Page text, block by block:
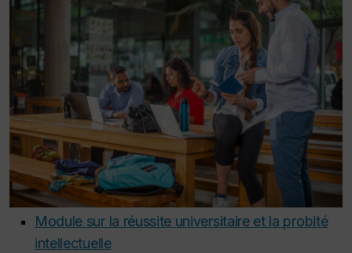
Module sur la réussite universitaire et la probité
intellectuelle